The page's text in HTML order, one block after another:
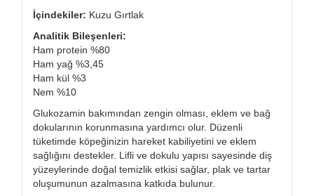
İçindekiler: Kuzu Gırtlak
Analitik Bileşenleri:
Ham protein %80
Ham yağ %3,45
Ham kül %3
Nem %10
Glukozamin bakımından zengin olması, eklem ve bağ
dokularının korunmasına yardımcı olur. Düzenli
tüketimde köpeğinizin hareket kabiliyetini ve eklem
sağlığını destekler. Lifli ve dokulu yapısı sayesinde diş
yüzeylerinde doğal temizlik etkisi sağlar, plak ve tartar
oluşumunun azalmasına katkıda bulunur.